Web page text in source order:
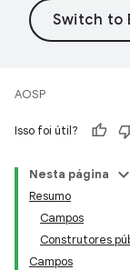
AOSP
Isso foi útil?
Nesta página
Resumo
Campos
Construtores
Campos